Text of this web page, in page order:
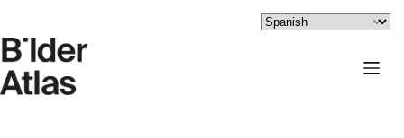
contenido